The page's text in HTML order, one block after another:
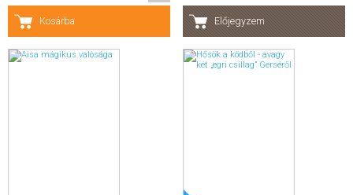
Kosárba Előjegyzem